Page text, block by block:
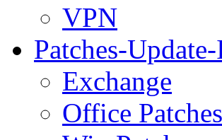
VPN
Patches-
Exchange
Office Patches